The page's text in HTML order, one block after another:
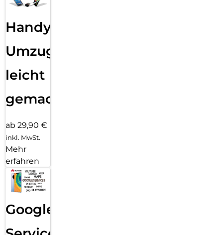
Handy
Umzug
leicht
gemacht!
ab 29,90 €
inkl. MwSt.
Mehr
erfahren
Google